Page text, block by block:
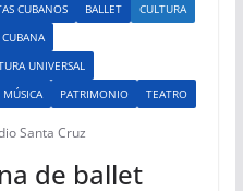
CUBANOS BALLET
CULTURA
UNIVERSAL
MÚSICA PATRIMONIO TEATRO
Santa Cruz
de ballet